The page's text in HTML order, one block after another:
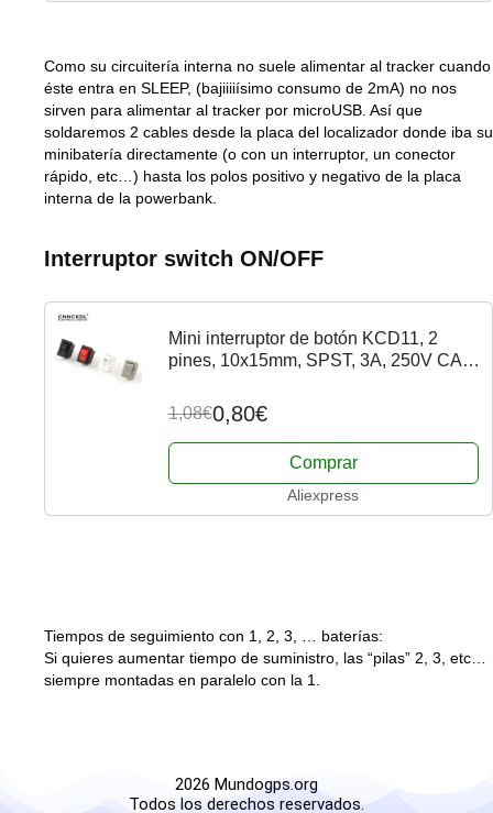
Como su circuitería interna no suele alimentar al tracker cuando
éste entra en SLEEP, (bajiiiiísimo consumo de 2mA) no nos
sirven para alimentar al tracker por microUSB. Así que
soldaremos 2 cables desde la placa del localizador donde iba su
minibatería directamente (o con un interruptor, un conector
rápido, etc…) hasta los polos positivo y negativo de la placa
interna de la powerbank.
Interruptor switch ON/OFF
Mini interruptor de botón KCD11, 2
pines, 10x15mm, SPST, 3A, 250V CA,
presión, encendido/apagado, 1 negro,
rojo, blanco,...
1,08€0,80€
Comprar
Aliexpress
Tiempos de seguimiento con 1, 2, 3, … baterías:
Si quieres aumentar tiempo de suministro, las “pilas” 2, 3, etc…
siempre montadas en paralelo con la 1.
2026 Mundogps.org
Todos los derechos reservados.